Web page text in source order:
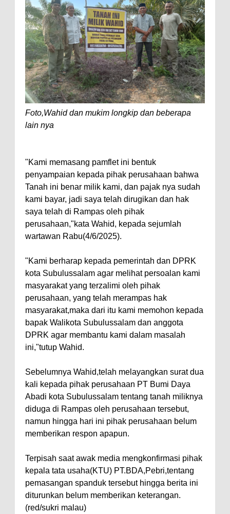
Foto,Wahid dan mukim longkip dan beberapa
lain nya
"Kami memasang pamflet ini bentuk
penyampaian kepada pihak perusahaan bahwa
Tanah ini benar milik kami, dan pajak nya sudah
kami bayar, jadi saya telah dirugikan dan hak
saya telah di Rampas oleh pihak
perusahaan,"kata Wahid, kepada sejumlah
wartawan Rabu(4/6/2025).
"Kami berharap kepada pemerintah dan DPRK
kota Subulussalam agar melihat persoalan kami
masyarakat yang terzalimi oleh pihak
perusahaan, yang telah merampas hak
masyarakat,maka dari itu kami memohon kepada
bapak Walikota Subulussalam dan anggota
DPRK agar membantu kami dalam masalah
ini,"tutup Wahid.
Sebelumnya Wahid,telah melayangkan surat dua
kali kepada pihak perusahaan PT Bumi Daya
Abadi kota Subulussalam tentang tanah miliknya
diduga di Rampas oleh perusahaan tersebut,
namun hingga hari ini pihak perusahaan belum
memberikan respon apapun.
Terpisah saat awak media mengkonfirmasi pihak
kepala tata usaha(KTU) PT.BDA,Pebri,tentang
pemasangan spanduk tersebut hingga berita ini
diturunkan belum memberikan keterangan.
(red/sukri malau)